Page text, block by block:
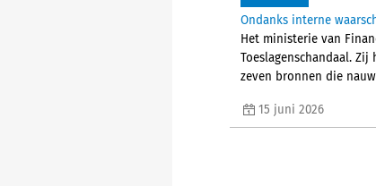
Ondanks interne
Het ministerie van
Toeslagenschandaal.
zeven bronnen die
15 juni 2026